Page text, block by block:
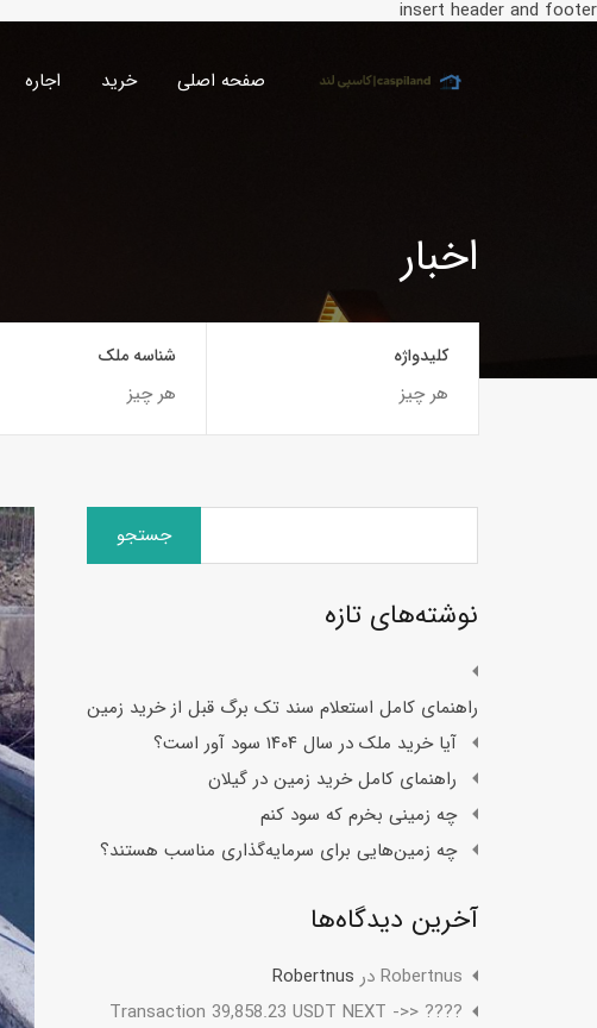
insert header and footer
صفحه اصلی خرید اجاره
اخبار
کلیدواژه شناسه ملک
جستجو
برای:
نوشته‌های تازه
راهنمای کامل استعلام سند تک برگ قبل از خرید زمین
آیا خرید ملک در سال ۱۴۰۴ سود آور است؟
راهنمای کامل خرید زمین در گیلان
چه زمینی بخرم که سود کنم
چه زمین‌هایی برای سرمایه‌گذاری مناسب هستند؟
آخرین دیدگاه‌ها
Robertnus در Robertnus
???? Transaction 39,858.23 USDT NEXT ->>